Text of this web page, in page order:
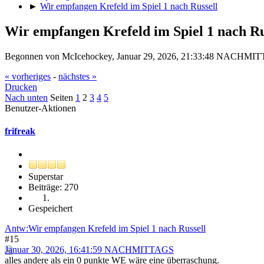
► Wir empfangen Krefeld im Spiel 1 nach Russell
Wir empfangen Krefeld im Spiel 1 nach
Begonnen von McIcehockey, Januar 29, 2026, 21:33:48
« vorheriges - nächstes »
Drucken
Nach unten Seiten 1 2 3 4 5
Benutzer-Aktionen
frifreak
Superstar
Beiträge: 270
Gespeichert
Antw:Wir empfangen Krefeld im Spiel 1 nach Russell
#15
Januar 30, 2026, 16:41:59 NACHMITTAGS
alles andere als ein 0 punkte WE wäre eine überraschung.